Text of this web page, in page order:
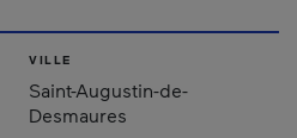
VILLE
Saint-Augustin-de-
Desmaures